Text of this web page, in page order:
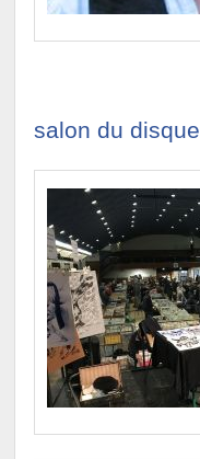
salon du disque